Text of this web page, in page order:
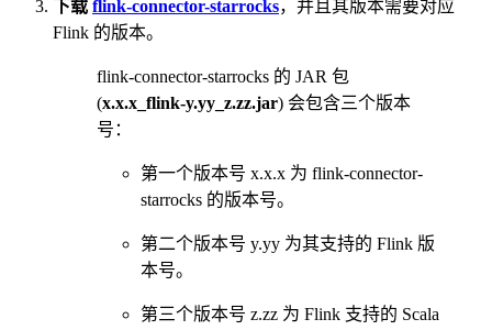
下载 flink-connector-starrocks，并且其版本需要对应
Flink 的版本。
flink-connector-starrocks 的 JAR 包
(x.x.x_flink-y.yy_z.zz.jar) 会包含三个版本
号：
第一个版本号 x.x.x 为 flink-connector-
starrocks 的版本号。
第二个版本号 y.yy 为其支持的 Flink 版
本号。
第三个版本号 z.zz 为 Flink 支持的 Scala